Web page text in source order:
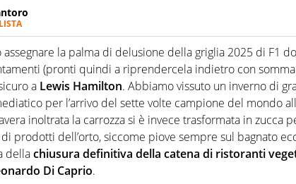
di Motorsport ma, più in generale, appassionato di tutto ciò
il Motor. Dà il meglio di sé quando la strada fa largo alle
ruote
assegnare la palma di delusione della griglia 2025 di F1
(pronti quindi a riprendercela indietro con
a Lewis Hamilton. Abbiamo vissuto un inverno di
per l’arrivo del sette volte campione del mondo
inoltrata la carrozza si è invece trasformata in zucca
prodotti dell’orto, siccome piove sempre sul bagnato
dellachiusura definitiva della catena di ristoranti
Di Caprio.